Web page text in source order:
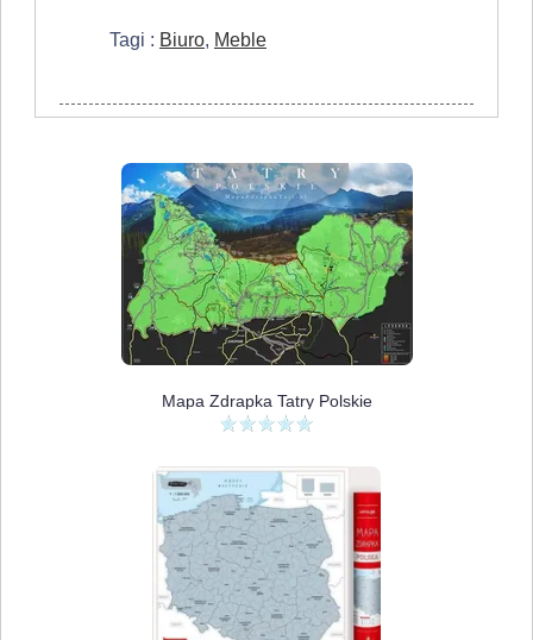
elementy
dobrze
funkcjonującej
przestrzeni
Tagi : Biuro, Meble
Mapa Zdrapka Tatry Polskie